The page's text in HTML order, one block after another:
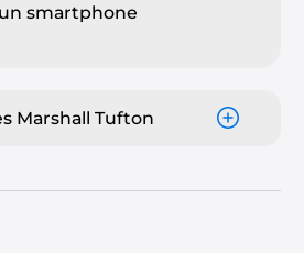
smartphone
Marshall Tufton